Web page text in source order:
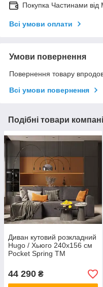
Покупка Частинами від
Всі умови оплати
Умови повернення
Повернення товару
Всі умови повернення
Подібні товари
Диван кутовий розкладний
Hugo / Хьюго 240x156 см
Pocket Spring TM
44 290 ₴